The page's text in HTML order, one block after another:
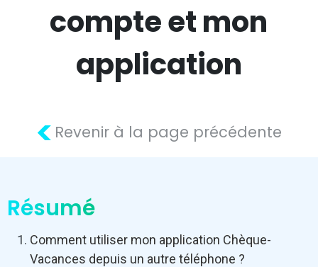
compte et mon
application
< Revenir à la page précédente
Résumé
Comment utiliser mon application Chèque-
Vacances depuis un autre téléphone ?